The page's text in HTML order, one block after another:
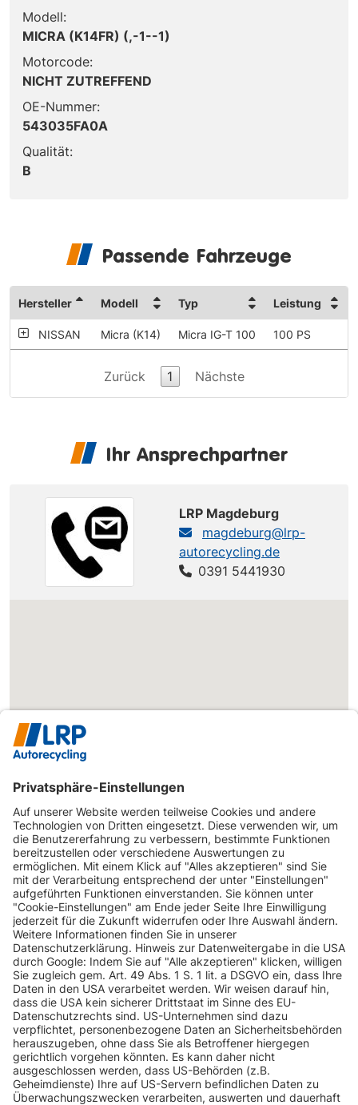
Modell:
MICRA (K14FR) (,-1--1)
Motorcode:
NICHT ZUTREFFEND
OE-Nummer:
543035FA0A
Qualität:
B
Passende Fahrzeuge
Hersteller Modell Typ Leistung
NISSAN Micra (K14) Micra IG-T 100 100 PS
Zurück 1 Nächste
Ihr Ansprechpartner
LRP Magdeburg
magdeburg@lrp-
autorecycling.de
0391 5441930
INFORMATIONEN
KUNDENSERVICE
INFORMATIONEN
ZAHLUNGSARTEN